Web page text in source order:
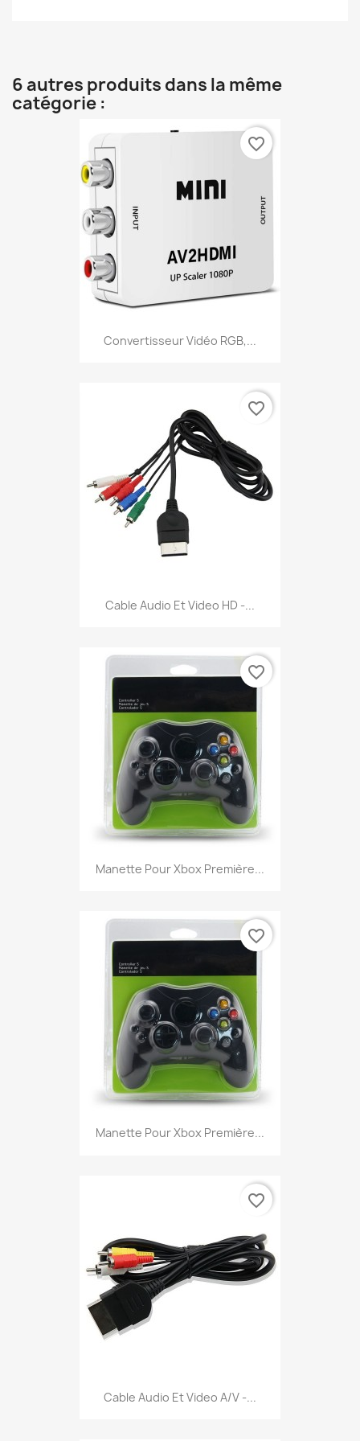
6 autres produits dans la même
catégorie :
Convertisseur Vidéo RGB,...
favorite_border
Cable Audio Et Video HD -...
favorite_border
Manette Pour Xbox Première...
favorite_border
Manette Pour Xbox Première...
favorite_border
Cable Audio Et Video A/V -...
favorite_border